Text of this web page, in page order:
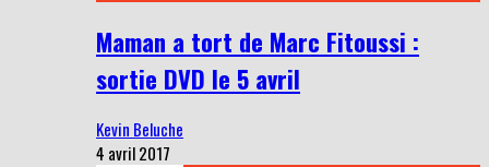
Maman a tort de Marc Fitoussi :
sortie DVD le 5 avril
Kevin Beluche
4 avril 2017